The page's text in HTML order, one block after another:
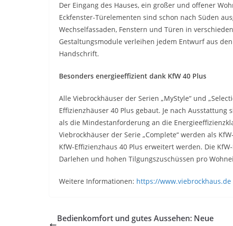
Der Eingang des Hauses, ein großer und offener
Eckfenster-Türelementen sind schon nach Süden
Wechselfassaden, Fenstern und Türen in
Gestaltungsmodule verleihen jedem Entwurf aus
Handschrift.
Besonders energieeffizient dank KfW 40 Plus
Alle Viebrockhäuser der Serien „MyStyle“ und
Effizienzhäuser 40 Plus gebaut. Je nach
als die Mindestanforderung an die
Viebrockhäuser der Serie „Complete“ werden als
KfW-Effizienzhaus 40 Plus erweitert werden. Die
Darlehen und hohen Tilgungszuschüssen pro
Weitere Informationen: https://www.viebrockhaus.de
Bedienkomfort und gutes Aussehen: Neue